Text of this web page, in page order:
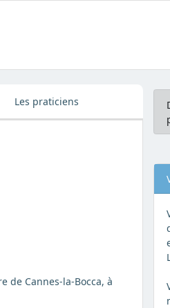
Les praticiens
de Cannes-la-Bocca, à